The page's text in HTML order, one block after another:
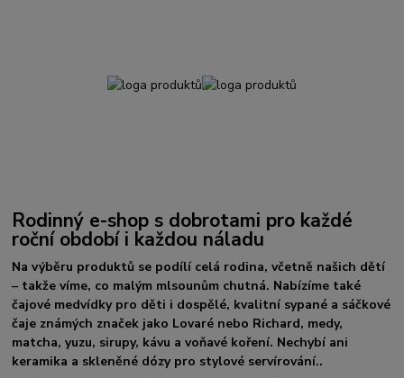
Rodinný e-shop s dobrotami pro každé
roční období i každou náladu
Na výběru produktů se podílí celá rodina, včetně našich dětí
– takže víme, co malým mlsounům chutná. Nabízíme také
čajové medvídky pro děti i dospělé, kvalitní sypané a sáčkové
čaje známých značek jako Lovaré nebo Richard, medy,
matcha, yuzu, sirupy, kávu a voňavé koření. Nechybí ani
keramika a skleněné dózy pro stylové servírování..